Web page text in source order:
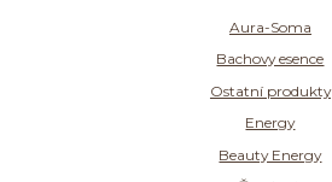
Aura-Soma
Bachovy esence
Ostatní produkty
Energy
Beauty Energy